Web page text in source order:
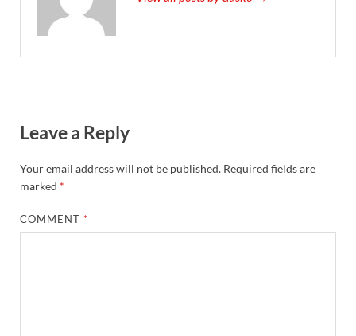
Leave a Reply
Your email address will not be published. Required fields are
marked *
COMMENT*